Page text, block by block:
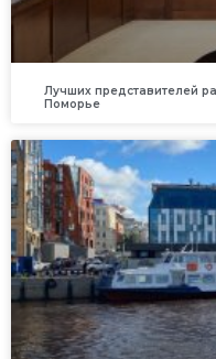
Лучших представителей
Поморье